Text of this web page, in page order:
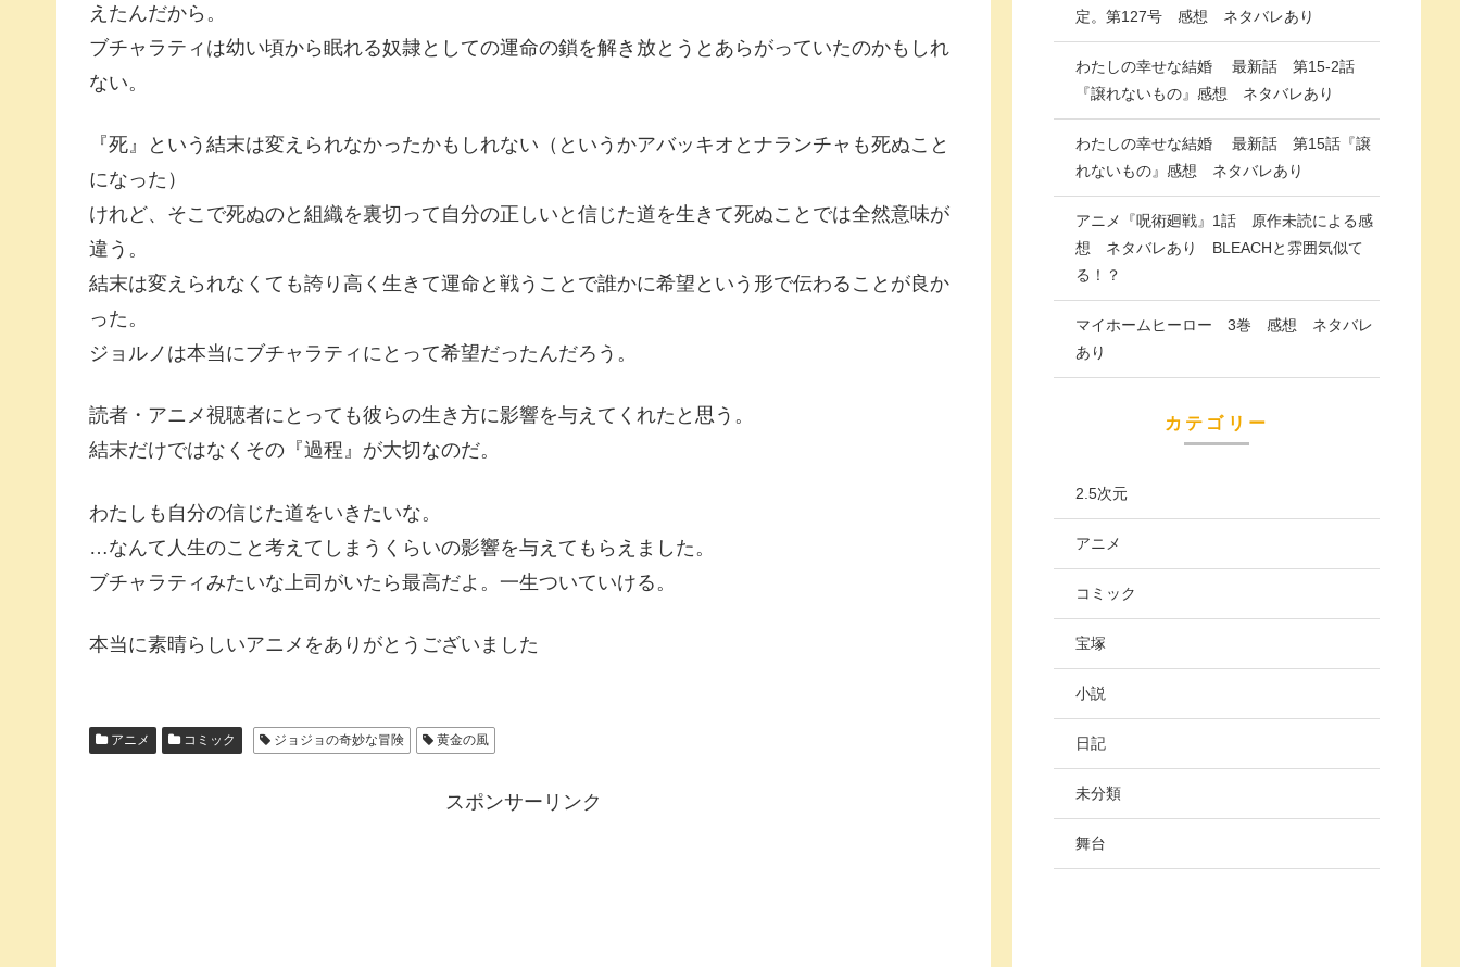
えたんだから。
ブチャラティは幼い頃から眠れる奴隷としての運命の鎖を解き放とうとあらがっていたのかもしれ
ない。
『死』という結末は変えられなかったかもしれない（というかアバッキオとナランチャも死ぬこと
になった）
けれど、そこで死ぬのと組織を裏切って自分の正しいと信じた道を生きて死ぬことでは全然意味が
違う。
結末は変えられなくても誇り高く生きて運命と戦うことで誰かに希望という形で伝わることが良か
った。
ジョルノは本当にブチャラティにとって希望だったんだろう。
読者・アニメ視聴者にとっても彼らの生き方に影響を与えてくれたと思う。
結末だけではなくその『過程』が大切なのだ。
わたしも自分の信じた道をいきたいな。
…なんて人生のこと考えてしまうくらいの影響を与えてもらえました。
ブチャラティみたいな上司がいたら最高だよ。一生ついていける。
本当に素晴らしいアニメをありがとうございました
アニメ コミック ジョジョの奇妙な冒険 黄金の風
スポンサーリンク
定。第127号 感想 ネタバレあり
わたしの幸せな結婚 最新話 第15-2話
『譲れないもの』感想 ネタバレあり
わたしの幸せな結婚 最新話 第15話『譲
れないもの』感想 ネタバレあり
アニメ『呪術廻戦』1話 原作未読による感
想 ネタバレあり BLEACHと雰囲気似て
る！？
マイホームヒーロー 3巻 感想 ネタバレ
あり
カテゴリー
2.5次元
アニメ
コミック
宝塚
小説
日記
未分類
舞台